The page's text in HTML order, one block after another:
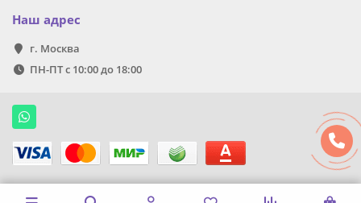
Наш адрес
г. Москва
ПН-ПТ с 10:00 до 18:00